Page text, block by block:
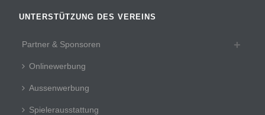
UNTERSTÜTZUNG DES VEREINS
Partner & Sponsoren
Onlinewerbung
Aussenwerbung
Spielerausstattung